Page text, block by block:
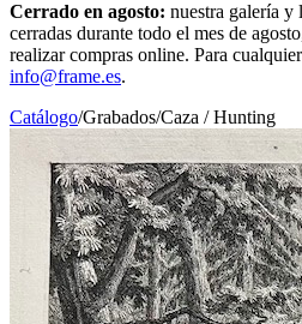
Cerrado en agosto: nuestra galería y
cerradas durante todo el mes de
realizar compras online. Para
info@frame.es.
Catálogo/Grabados/Caza / Hunting